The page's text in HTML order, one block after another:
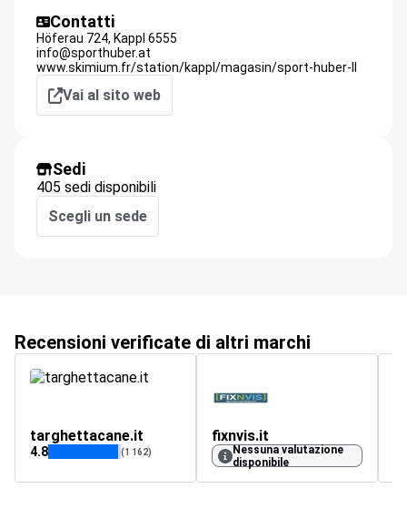
Contatti
Höferau 724, Kappl 6555
info@sporthuber.at
www.skimium.fr/station/kappl/magasin/sport-huber-II
Vai al sito web
Sedi
405 sedi disponibili
Scegli un sede
Recensioni verificate di altri marchi
targhettacane.it
4.8 (1 162)
fixnvis.it
Nessuna valutazione
disponibile